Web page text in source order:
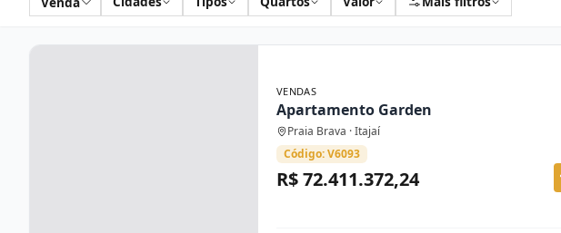
VENDAS
Apartamento Garden
Praia Brava · Itajaí
Código: V6093
R$ 72.411.372,24